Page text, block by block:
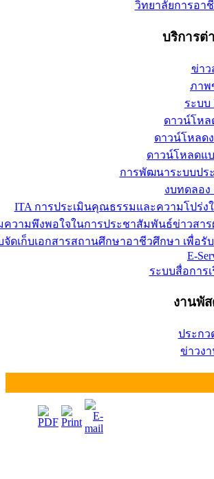
วิทยาลัยการอ
บริการต่
ข่าว
ภาพ
ระบบ
ดาวน์โหล
ดาวน์โหลด
ดาวน์โหลดแ
การพัฒนาระบบป
งบทดลอ
ITA การประเมินคุณธรรมและความโปร่ง
วามพึงพอใจในการประชาสัมพันธ์ข่าวสาร
จัดเก็บเอกสารสถานศึกษาอาชีวศึกษา เพื่อ
E-
ระบบสื่อการ
งานพั
ประกว
ข่าวง
|